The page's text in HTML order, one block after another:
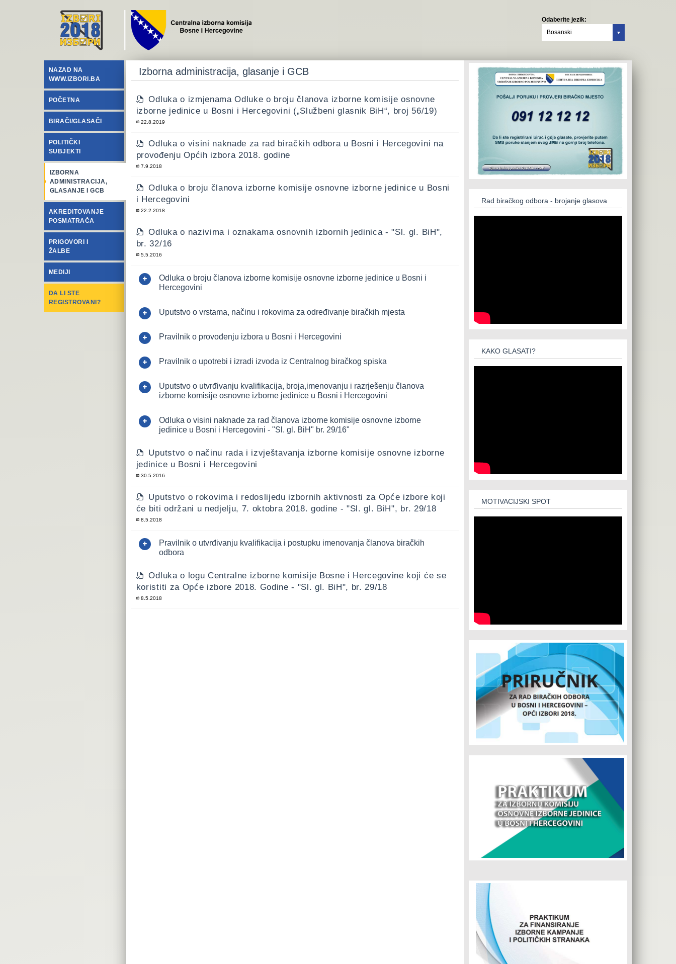
Odaberite jezik:
Bosanski
NAZAD NA
WWW.IZBORI.BA
POČETNA
BIRAČI/GLASAČI
POLITIČKI
SUBJEKTI
IZBORNA
ADMINISTRACIJA,
GLASANJE I GCB
AKREDITOVANJE
POSMATRAČA
PRIGOVORI I
ŽALBE
MEDIJI
DA LI STE
REGISTROVANI?
Izborna administracija, glasanje i GCB
Odluka o izmjenama Odluke o broju članova izborne komisije osnovne
izborne jedinice u Bosni i Hercegovini („Službeni glasnik BiH“, broj 56/19)
22.8.2019
Odluka o visini naknade za rad biračkih odbora u Bosni i Hercegovini na
provođenju Općih izbora 2018. godine
7.9.2018
Odluka o broju članova izborne komisije osnovne izborne jedinice u Bosni
i Hercegovini
22.2.2018
Odluka o nazivima i oznakama osnovnih izbornih jedinica - "Sl. gl. BiH",
br. 32/16
5.5.2016
Odluka o broju članova izborne komisije osnovne izborne jedinice u Bosni i
Hercegovini
Uputstvo o vrstama, načinu i rokovima za određivanje biračkih mjesta
Pravilnik o provođenju izbora u Bosni i Hercegovini
Pravilnik o upotrebi i izradi izvoda iz Centralnog biračkog spiska
Uputstvo o utvrđivanju kvalifikacija, broja,imenovanju i razrješenju članova
izborne komisije osnovne izborne jedinice u Bosni i Hercegovini
Odluka o visini naknade za rad članova izborne komisije osnovne izborne
jedinice u Bosni i Hercegovini - "Sl. gl. BiH" br. 29/16"
Uputstvo o načinu rada i izvještavanja izborne komisije osnovne izborne
jedinice u Bosni i Hercegovini
30.5.2016
Uputstvo o rokovima i redoslijedu izbornih aktivnosti za Opće izbore koji
će biti održani u nedjelju, 7. oktobra 2018. godine - "Sl. gl. BiH", br. 29/18
8.5.2018
Pravilnik o utvrđivanju kvalifikacija i postupku imenovanja članova biračkih
odbora
Odluka o logu Centralne izborne komisije Bosne i Hercegovine koji će se
koristiti za Opće izbore 2018. Godine - "Sl. gl. BiH", br. 29/18
8.5.2018
Rad biračkog odbora - brojanje glasova
KAKO GLASATI?
MOTIVACIJSKI SPOT